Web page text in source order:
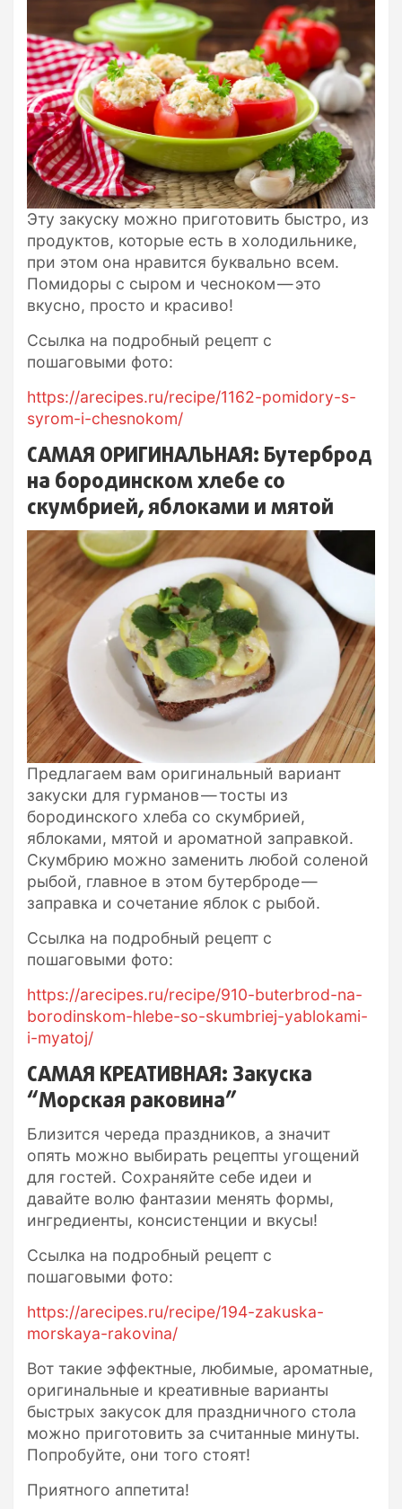
Эту закуску можно приготовить быстро, из
продуктов, которые есть в холодильнике,
при этом она нравится буквально всем.
Помидоры с сыром и чесноком — это
вкусно, просто и красиво!
Ссылка на подробный рецепт с
пошаговыми фото:
https://arecipes.ru/recipe/1162-pomidory-s-
syrom-i-chesnokom/
САМАЯ ОРИГИНАЛЬНАЯ: Бутерброд
на бородинском хлебе со
скумбрией, яблоками и мятой
Предлагаем вам оригинальный вариант
закуски для гурманов — тосты из
бородинского хлеба со скумбрией,
яблоками, мятой и ароматной заправкой.
Скумбрию можно заменить любой соленой
рыбой, главное в этом бутерброде —
заправка и сочетание яблок с рыбой.
Ссылка на подробный рецепт с
пошаговыми фото:
https://arecipes.ru/recipe/910-buterbrod-na-
borodinskom-hlebe-so-skumbriej-yablokami-
i-myatoj/
САМАЯ КРЕАТИВНАЯ: Закуска
“Морская раковина”
Близится череда праздников, а значит
опять можно выбирать рецепты угощений
для гостей. Сохраняйте себе идеи и
давайте волю фантазии менять формы,
ингредиенты, консистенции и вкусы!
Ссылка на подробный рецепт с
пошаговыми фото:
https://arecipes.ru/recipe/194-zakuska-
morskaya-rakovina/
Вот такие эффектные, любимые, ароматные,
оригинальные и креативные варианты
быстрых закусок для праздничного стола
можно приготовить за считанные минуты.
Попробуйте, они того стоят!
Приятного аппетита!